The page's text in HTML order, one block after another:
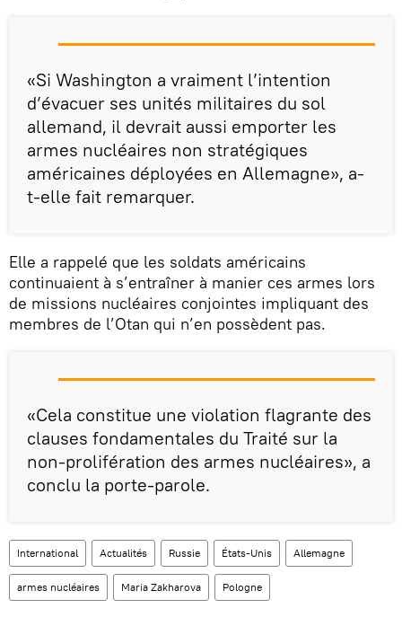
«Si Washington a vraiment l’intention
d’évacuer ses unités militaires du sol
allemand, il devrait aussi emporter les
armes nucléaires non stratégiques
américaines déployées en Allemagne», a-
t-elle fait remarquer.
Elle a rappelé que les soldats américains
continuaient à s’entraîner à manier ces armes lors
de missions nucléaires conjointes impliquant des
membres de l’Otan qui n’en possèdent pas.
«Cela constitue une violation flagrante des
clauses fondamentales du Traité sur la
non-prolifération des armes nucléaires», a
conclu la porte-parole.
International Actualités Russie États-Unis Allemagne
armes nucléaires Maria Zakharova Pologne